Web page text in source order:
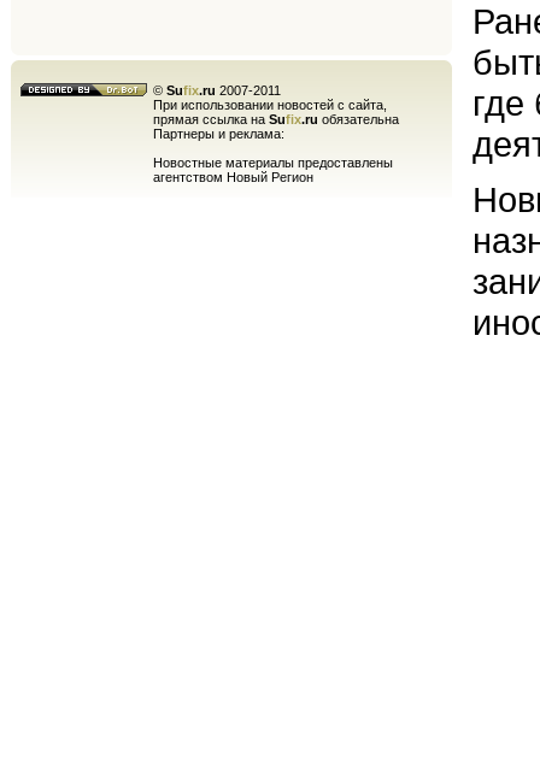
© Sufix.ru 2007-2011
При использовании новостей с сайта,
прямая ссылка на Sufix.ru обязательна
Партнеры и реклама:
Новостные материалы предоставлены
агентством Новый Регион
где